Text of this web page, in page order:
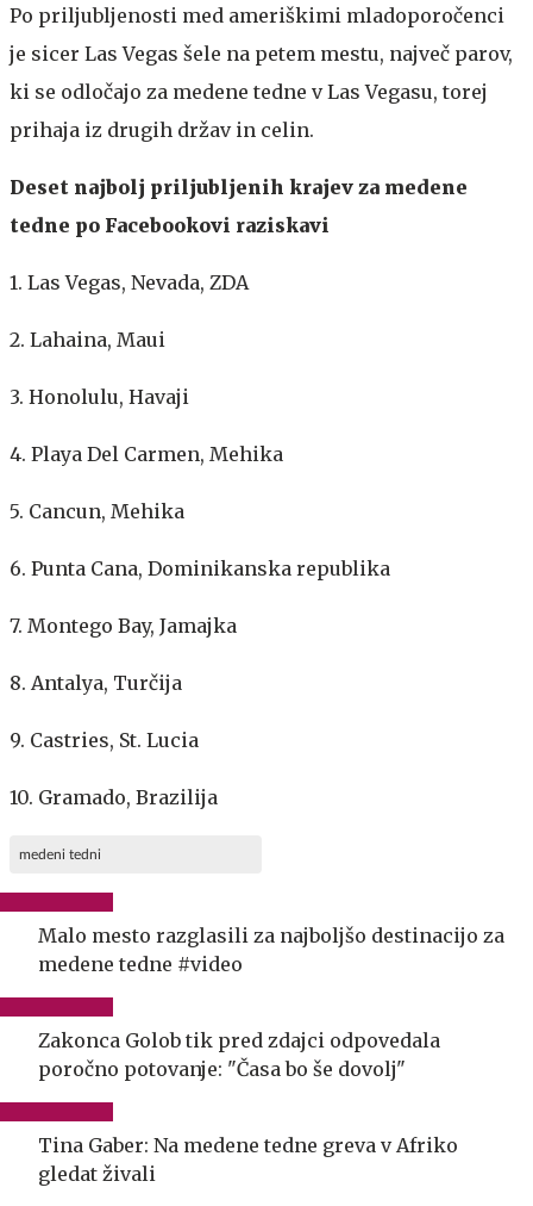
Po priljubljenosti med ameriškimi mladoporočenci
je sicer Las Vegas šele na petem mestu, največ parov,
ki se odločajo za medene tedne v Las Vegasu, torej
prihaja iz drugih držav in celin.
Deset najbolj priljubljenih krajev za medene
tedne po Facebookovi raziskavi
1. Las Vegas, Nevada, ZDA
2. Lahaina, Maui
3. Honolulu, Havaji
4. Playa Del Carmen, Mehika
5. Cancun, Mehika
6. Punta Cana, Dominikanska republika
7. Montego Bay, Jamajka
8. Antalya, Turčija
9. Castries, St. Lucia
10. Gramado, Brazilija
medeni tedni
Malo mesto razglasili za najboljšo destinacijo za
medene tedne #video
Zakonca Golob tik pred zdajci odpovedala
poročno potovanje: "Časa bo še dovolj"
Tina Gaber: Na medene tedne greva v Afriko
gledat živali